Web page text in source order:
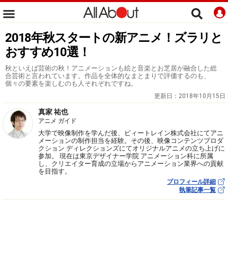
2018年秋スタートの新アニメ！ズラリと
おすすめ10選！
秋といえば芸術の秋！アニメーションも絵と音楽とお芝居が融合した総
合芸術と言われています。作品を全体的なまとまりで評価するのも、
個々の要素を楽しむのも人それぞれですね。
更新日： 2018年10月15日
真家 祐也
アニメ ガイド
大学で映像制作を学んだ後、ビィートレイン株式会社にてアニ
メーションの制作担当を経験。その後、映像コンテンツプロダ
クション ディレクションズにてオリジナルアニメの立ち上げに
参加。 現在は東京デザイナー学院 アニメーション科に所属
し、クリエイター育成の立場からアニメーション業界への貢献
を目指す。
プロフィール詳細
執筆記事一覧